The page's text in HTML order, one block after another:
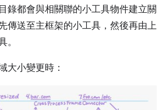
錄都會與相關聯的小工具物件建立關
傳送至主框架的小工具，然後再由上
。
大小變更時：